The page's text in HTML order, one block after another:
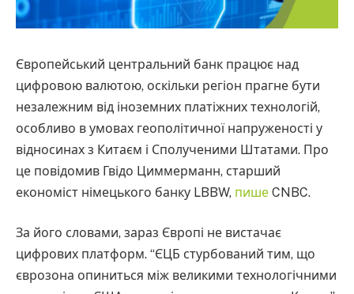
Європейський центральний банк працює над
цифровою валютою, оскільки регіон прагне бути
незалежним від іноземних платіжних технологій,
особливо в умовах геополітичної напруженості у
відносинах з Китаєм і Сполученими Штатами. Про
це повідомив Гвідо Циммерманн, старший
економіст німецького банку LBBW, пише CNBC.
За його словами, зараз Європі не вистачає
цифрових платформ. “ЄЦБ стурбований тим, що
єврозона опиниться між великими технологічними